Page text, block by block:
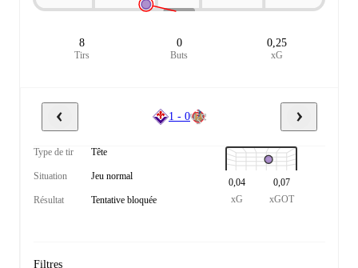
8
Tirs
0
Buts
0,25
xG
1 - 0
Type de tir Tête
Situation Jeu normal
Résultat Tentative bloquée
0,04
xG
0,07
xGOT
Filtres